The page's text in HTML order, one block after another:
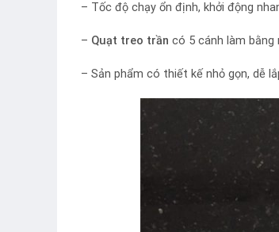
– Tốc độ chạy ổn định, khởi động
– Quạt treo trần có 5 cánh làm bằng
– Sản phẩm có thiết kế nhỏ gọn, dễ